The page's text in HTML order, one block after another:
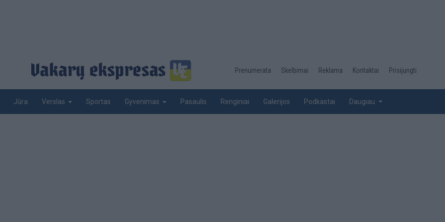
Desktop
top
Prenumerata Skelbimai Reklama Kontaktai Prisijungti
Jūra Verslas Sportas Gyvenimas Pasaulis Renginiai Galerijos Podkastai Daugiau